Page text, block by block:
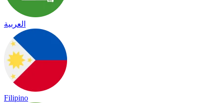
العربية
Filipino